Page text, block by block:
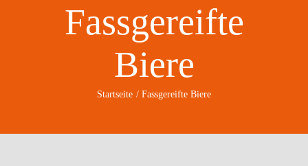
Fassgereifte
Biere
Startseite Fassgereifte Biere